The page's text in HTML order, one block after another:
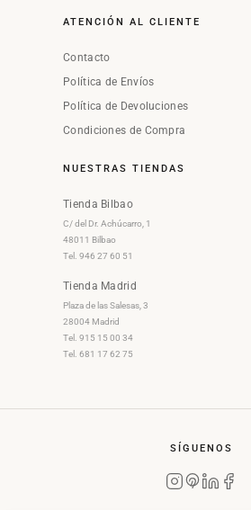
ATENCIÓN AL CLIENTE
Contacto
Política de Envíos
Política de Devoluciones
Condiciones de Compra
NUESTRAS TIENDAS
Tienda Bilbao
C/ del Dr. Achúcarro, 1
48011 Bilbao
Tel. 946 27 60 51
Tienda Madrid
Plaza de las Salesas, 3
28004 Madrid
Tel. 915 15 00 34
Tel. 681 17 62 75
SÍGUENOS